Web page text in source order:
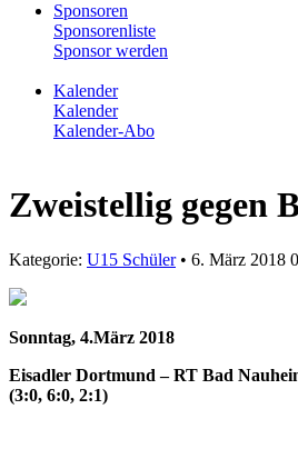
Sponsoren
Sponsorenliste
Sponsor werden
Kalender
Kalender
Kalender-Abo
Zweistellig gegen
Kategorie: U15 Schüler• 6. März 2018
Sonntag, 4.März 2018
Eisadler Dortmund – RT
(3:0, 6:0, 2:1)